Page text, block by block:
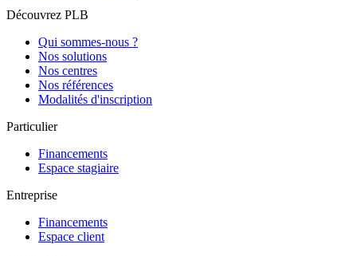
Découvrez PLB
Qui sommes-nous ?
Nos solutions
Nos centres
Nos références
Modalités d'inscription
Particulier
Financements
Espace stagiaire
Entreprise
Financements
Espace client